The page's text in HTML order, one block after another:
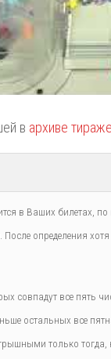
в архиве
в Ваших билетах,
определения
совпадут все пять
остальных все
только тогда,